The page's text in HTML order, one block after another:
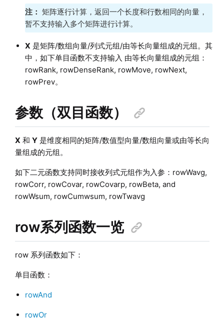
注： 矩阵逐行计算，返回一个长度和行数相同的向量，
暂不支持输入多个矩阵进行计算。
X 是矩阵/数组向量/列式元组/由等长向量组成的元组。其
中，如下单目函数不支持输入 由等长向量组成的元组：
rowRank, rowDenseRank, rowMove, rowNext,
rowPrev。
参数（双目函数）
X 和 Y是维度相同的矩阵/数值型向量/数组向量或由等长向
量组成的元组。
如下二元函数支持同时接收列式元组作为入参：rowWavg,
rowCorr, rowCovar, rowCovarp, rowBeta, and
rowWsum, rowCumwsum, rowTwavg
row系列函数一览
row 系列函数如下：
单目函数：
rowAnd
rowOr